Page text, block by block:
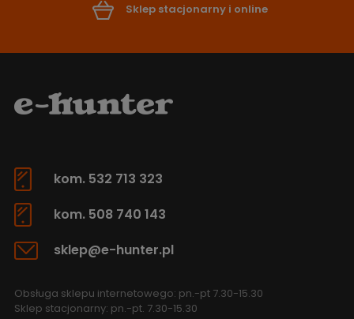
Sklep stacjonarny i online
kom. 532 713 323
kom. 508 740 143
sklep@e-hunter.pl
Obsługa sklepu internetowego: pn.-pt 7.30-15.30
Sklep stacjonarny: pn.-pt. 7.30-15.30